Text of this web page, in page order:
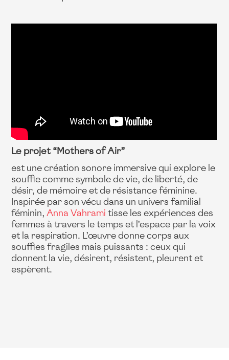
Le projet “Mothers of Air”
est une création sonore immersive qui explore le
souffle comme symbole de vie, de liberté, de
désir, de mémoire et de résistance féminine.
Inspirée par son vécu dans un univers familial
féminin,Anna Vahrami tisse les expériences des
femmes à travers le temps et l’espace par la voix
et la respiration. L’œuvre donne corps aux
souffles fragiles mais puissants : ceux qui
donnent la vie, désirent, résistent, pleurent et
espèrent.